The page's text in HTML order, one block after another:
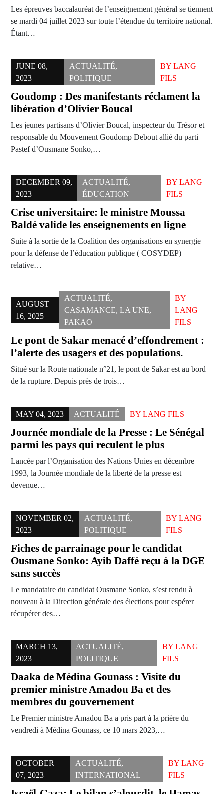
Les épreuves baccalauréat de l’enseignement général se tiennent
se mardi 04 juillet 2023 sur toute l’étendue du territoire national.
Étant…
JUNE 08,
2023
ACTUALITÉ,
POLITIQUE
BY LANG
FILS
Goudomp : Des manifestants réclament la
libération d’Olivier Boucal
Les jeunes partisans d’Olivier Boucal, inspecteur du Trésor et
responsable du Mouvement Goudomp Debout allié du parti
Pastef d’Ousmane Sonko,…
DECEMBER 09,
2023
ACTUALITÉ,
ÉDUCATION
BYLANG
FILS
Crise universitaire: le ministre Moussa
Baldé valide les enseignements en ligne
Suite à la sortie de la Coalition des organisations en synergie
pour la défense de l’éducation publique ( COSYDEP)
relative…
AUGUST
16, 2025
ACTUALITÉ,
CASAMANCE, LA UNE,
PAKAO
BY
LANG
FILS
Le pont de Sakar menacé d’effondrement :
l’alerte des usagers et des populations.
Situé sur la Route nationale n°21, le pont de Sakar est au bord
de la rupture. Depuis près de trois…
MAY 04, 2023 ACTUALITÉ BY LANG FILS
Journée mondiale de la Presse : Le Sénégal
parmi les pays qui reculent le plus
Lancée par l’Organisation des Nations Unies en décembre
1993, la Journée mondiale de la liberté de la presse est
devenue…
NOVEMBER 02,
2023
ACTUALITÉ,
POLITIQUE
BY LANG
FILS
Fiches de parrainage pour le candidat
Ousmane Sonko: Ayib Daffé reçu à la DGE
sans succès
Le mandataire du candidat Ousmane Sonko, s’est rendu à
nouveau à la Direction générale des élections pour espérer
récupérer des…
MARCH 13,
2023
ACTUALITÉ,
POLITIQUE
BYLANG
FILS
Daaka de Médina Gounass : Visite du
premier ministre Amadou Ba et des
membres du gouvernement
Le Premier ministre Amadou Ba a pris part à la prière du
vendredi à Médina Gounass, ce 10 mars 2023,…
OCTOBER
07, 2023
ACTUALITÉ,
INTERNATIONAL
BYLANG
FILS